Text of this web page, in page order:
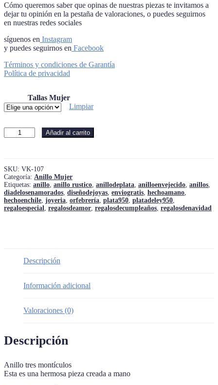
Cómo queremos saber que opinas de nuestras piezas te invitamos a
dejar tu opinión en la pestaña de valoraciones, o puedes seguirnos
en nuestras redes sociales
síguenos en Instagram
y puedes seguirnos en Facebook
Términos y condiciones de Garantía
Política de privacidad
Tallas Mujer
Limpiar
Anillo
tres
Añadir al carrito
SKU: VK-107
Categoría: Anillo Mujer
Etiquetas: anillo anillo rustico anillodeplata anilloenvejecido anillos
diadelosenamorados diseñodejoyas enviogratis hechoamano
hechoenchile joyeria orfebrería plata950 platadeley950
regaloespecial
regalosdeamor regalosdecumpleaños regalosdenavidad
Descripción
Información adicional
Valoraciones (0)
Descripción
Anillo tres montículos
Esta es una hermosa pieza creada a mano